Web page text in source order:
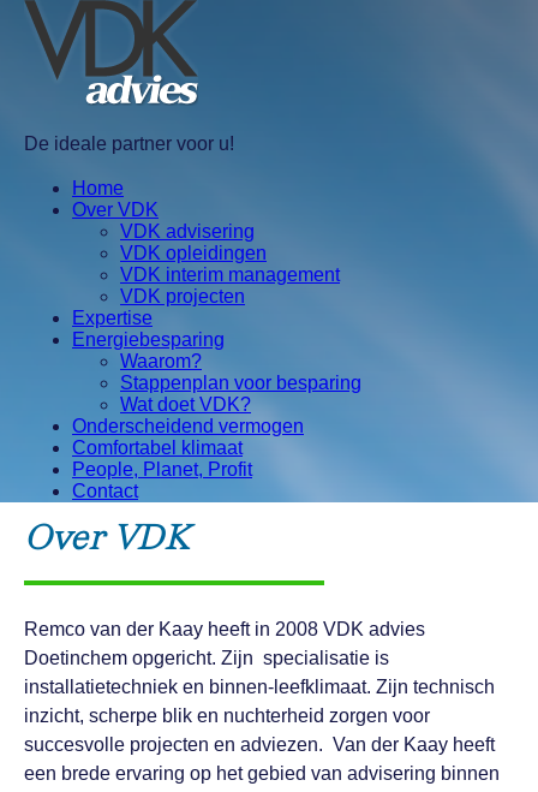
De ideale partner voor u!
Home
Over VDK
VDK advisering
VDK opleidingen
VDK interim management
VDK projecten
Expertise
Energiebesparing
Waarom?
Stappenplan voor besparing
Wat doet VDK?
Onderscheidend vermogen
Comfortabel klimaat
People, Planet, Profit
Contact
Over VDK
Remco van der Kaay heeft in 2008 VDK advies
Doetinchem opgericht. Zijn specialisatie is
installatietechniek en binnen-leefklimaat. Zijn technisch
inzicht, scherpe blik en nuchterheid zorgen voor
succesvolle projecten en adviezen. Van der Kaay heeft
een brede ervaring op het gebied van advisering binnen